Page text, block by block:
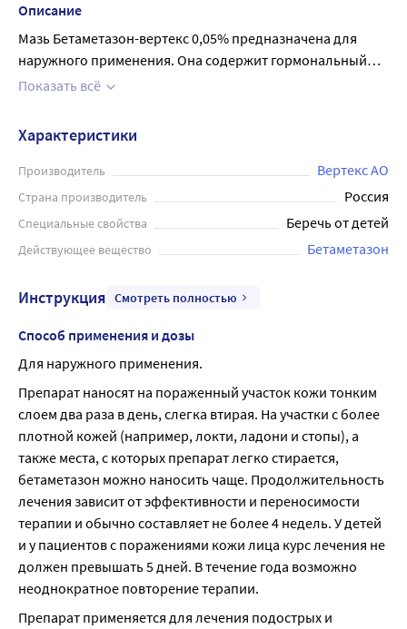
Описание
Мазь Бетаметазон-вертекс 0,05% предназначена для
наружного применения. Она содержит гормональный
препарат - бетаметазона дипропионат, который
противоаллергическим и противоэкзематозным
действием. Препарат используется при лечении
различных кожных заболеваний, в том числе экземы,
дерматита, псориаза, аллергических реакций кожи и
покраснением и отеком. Мазь применяется на кожу
тонким слоем 2 раза в день. Продолжительность лечения
обычно составляет не более 4 недель. У детей и у
должен превышать 5 дней. Однако следует помнить, что
длительное применение гормональных препаратов
может вызвать побочные эффекты, поэтому необходимо
выполнять все рекомендации врача и не превышать
рекомендуемую дозу.
Показать всё
Характеристики
Производитель Вертекс АО
Страна производитель Россия
Специальные свойства Беречь от детей
Действующее вещество Бетаметазон
Инструкция Смотреть полностью
Способ применения и дозы
Для наружного применения.
Препарат наносят на пораженный участок кожи тонким
слоем два раза в день, слегка втирая. На участки с более
плотной кожей (например, локти, ладони и стопы), а
также места, с которых препарат легко стирается,
бетаметазон можно наносить чаще. Продолжительность
лечения зависит от эффективности и переносимости
терапии и обычно составляет не более 4 недель. У детей
и у пациентов с поражениями кожи лица курс лечения не
должен превышать 5 дней. В течение года возможно
неоднократное повторение терапии.
Препарат применяется для лечения подострых и